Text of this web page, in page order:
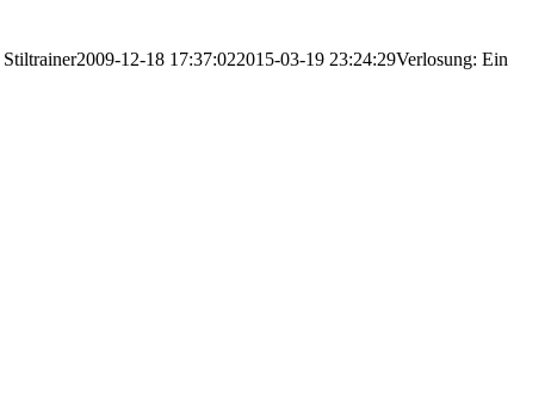
Stiltrainer2009-12-18 17:37:022015-03-19 23:24:29Verlosung: Ein